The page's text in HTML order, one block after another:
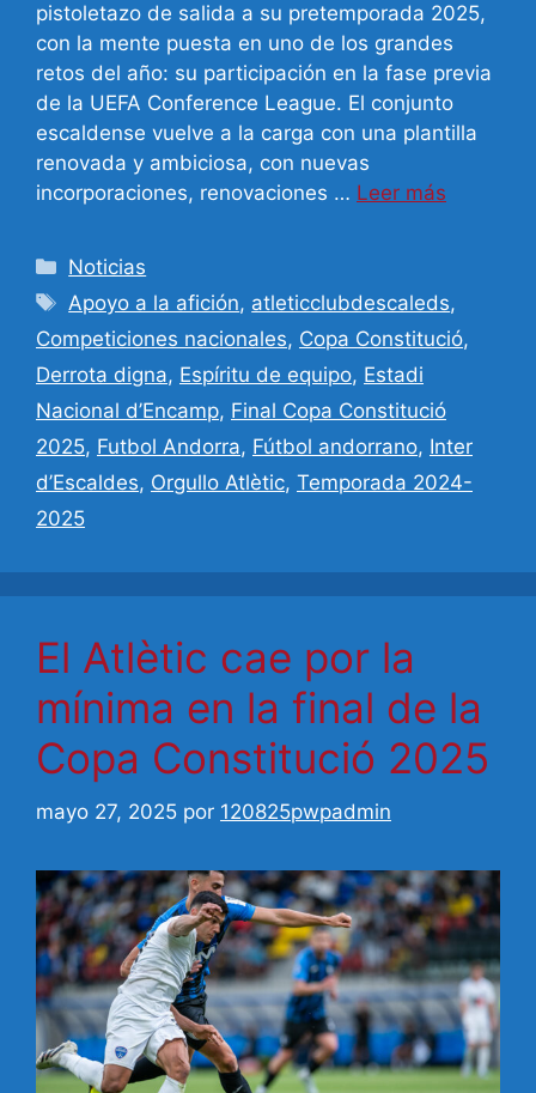
pistoletazo de salida a su pretemporada 2025,
con la mente puesta en uno de los grandes
retos del año: su participación en la fase previa
de la UEFA Conference League. El conjunto
escaldense vuelve a la carga con una plantilla
renovada y ambiciosa, con nuevas
incorporaciones, renovaciones … Leer más
Categorías
Noticias
Etiquetas
Apoyo a la afición, atleticclubdescaleds,
Competiciones nacionales, Copa Constitució,
Derrota digna, Espíritu de equipo, Estadi
Nacional d’Encamp, Final Copa Constitució
2025, Futbol Andorra, Fútbol andorrano, Inter
d’Escaldes, Orgullo Atlètic, Temporada 2024-
2025
El Atlètic cae por la
mínima en la final de la
Copa Constitució 2025
mayo 27, 2025 por 120825pwpadmin